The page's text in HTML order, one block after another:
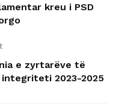
kreu i PSD
e zyrtarëve të
integriteti 2023-2025